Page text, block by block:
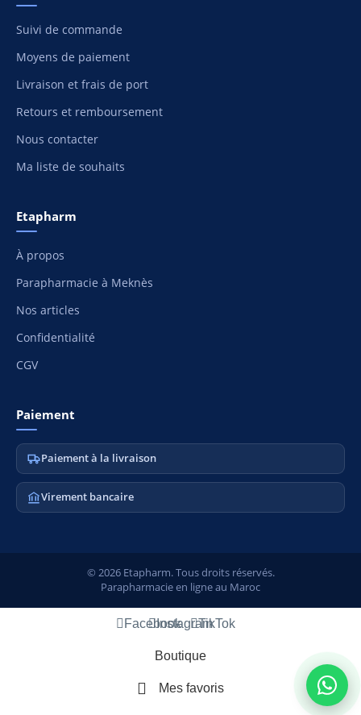
Suivi de commande
Moyens de paiement
Livraison et frais de port
Retours et remboursement
Nous contacter
Ma liste de souhaits
Etapharm
À propos
Parapharmacie à Meknès
Nos articles
Confidentialité
CGV
Paiement
Paiement à la livraison
Virement bancaire
© 2026 Etapharm. Tous droits réservés.
Parapharmacie en ligne au Maroc
FacebookInstagramTikTok
Boutique
Mes favoris